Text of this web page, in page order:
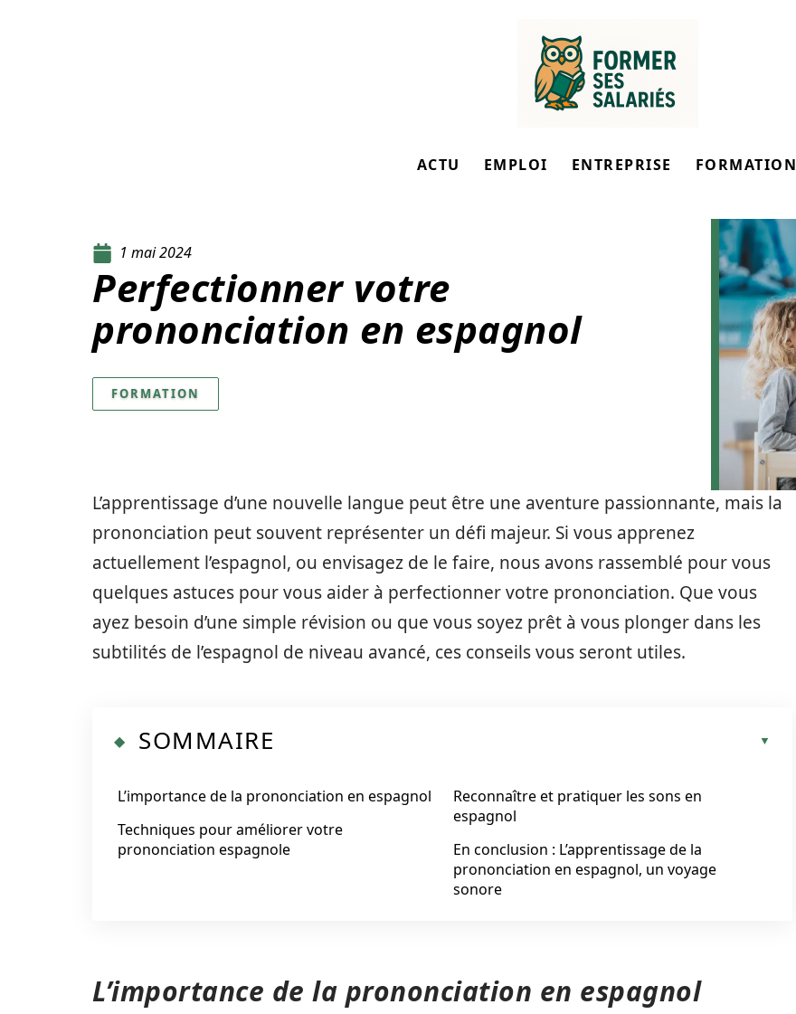
ACTU EMPLOI ENTREPRISE FORMATION
1 mai 2024
Perfectionner votre
prononciation en espagnol
FORMATION
L’apprentissage d’une nouvelle langue peut être une aventure passionnante, mais la
prononciation peut souvent représenter un défi majeur. Si vous apprenez
actuellement l’espagnol, ou envisagez de le faire, nous avons rassemblé pour vous
quelques astuces pour vous aider à perfectionner votre prononciation. Que vous
ayez besoin d’une simple révision ou que vous soyez prêt à vous plonger dans les
subtilités de l’espagnol de niveau avancé, ces conseils vous seront utiles.
SOMMAIRE
L’importance de la prononciation en espagnol
Techniques pour améliorer votre
prononciation espagnole
Reconnaître et pratiquer les sons en
espagnol
En conclusion : L’apprentissage de la
prononciation en espagnol, un voyage
sonore
L’importance de la prononciation en espagnol